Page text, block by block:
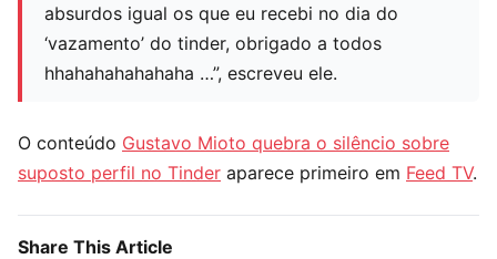
absurdos igual os que eu recebi no dia do
‘vazamento’ do tinder, obrigado a todos
hhahahahahahaha …”, escreveu ele.
O conteúdo Gustavo Mioto quebra o silêncio sobre
suposto perfil no Tinder aparece primeiro em Feed TV.
Share This Article